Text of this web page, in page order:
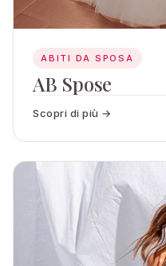
ABITI DA SPOSA
AB Spose
Scopri di più →